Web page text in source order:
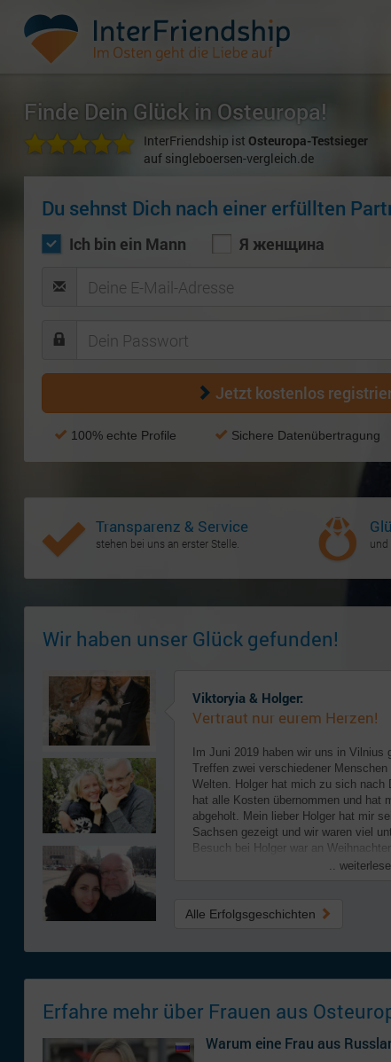
Finde Dein Glück in Osteuropa!
InterFriendship ist Osteuropa-Testsieger
auf singleboersen-vergleich.de
Du sehnst Dich nach einer erfüllten
Ich bin ein Mann Я женщина
Jetzt kostenlos
100% echte Profile Sichere Datenübertragung
Transparenz & Service
stehen bei uns an erster Stelle. und
Wir haben unser Glück gefunden!
Viktoryia & Holger:
Vertraut nur eurem Herzen!
Im Juni 2019 haben wir uns in Vilnius
Treffen zwei verschiedener
Welten. Holger hat mich zu sich nach
hat alle Kosten übernommen und hat
abgeholt. Mein lieber Holger hat mir
Sachsen gezeigt und wir waren viel
Besuch bei Holger war an
..
Alle Erfolgsgeschichten
Erfahre mehr über Frauen aus
Warum eine Frau aus